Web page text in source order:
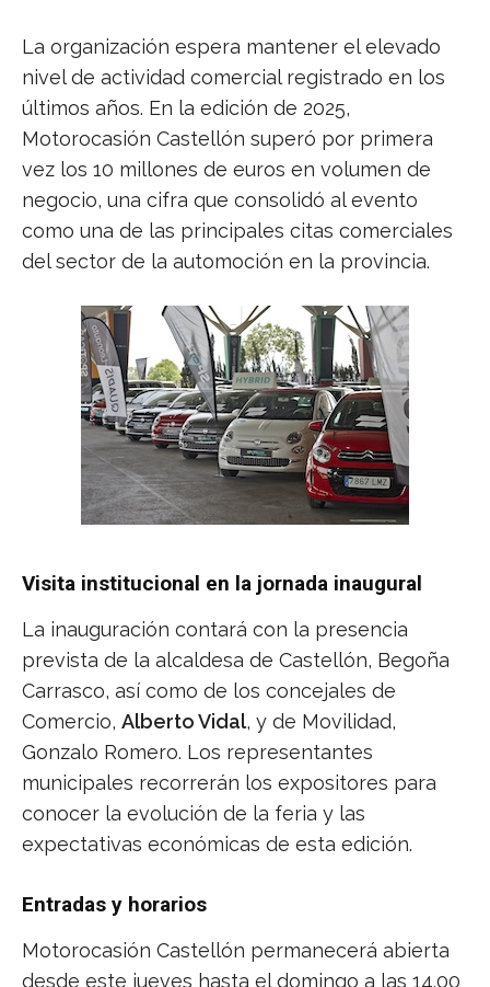
La organización espera mantener el elevado
nivel de actividad comercial registrado en los
últimos años. En la edición de 2025,
Motorocasión Castellón superó por primera
vez los 10 millones de euros en volumen de
negocio, una cifra que consolidó al evento
como una de las principales citas comerciales
del sector de la automoción en la provincia.
Visita institucional en la jornada inaugural
La inauguración contará con la presencia
prevista de la alcaldesa de Castellón, Begoña
Carrasco, así como de los concejales de
Comercio, Alberto Vidal, y de Movilidad,
Gonzalo Romero. Los representantes
municipales recorrerán los expositores para
conocer la evolución de la feria y las
expectativas económicas de esta edición.
Entradas y horarios
Motorocasión Castellón permanecerá abierta
desde este jueves hasta el domingo a las 14.00